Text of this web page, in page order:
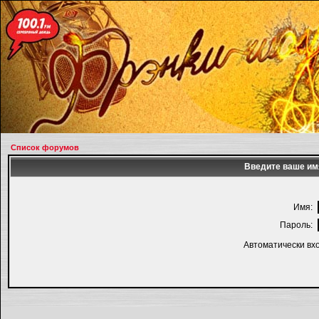
Список форумов
Введите ваше
Имя:
Пароль:
Автоматически